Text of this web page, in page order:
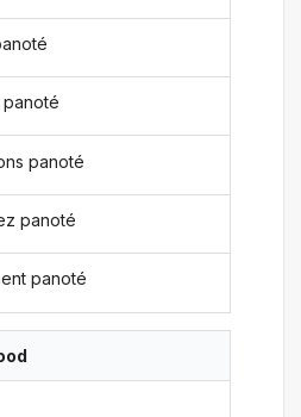
panoté
panoté
panoté
panoté